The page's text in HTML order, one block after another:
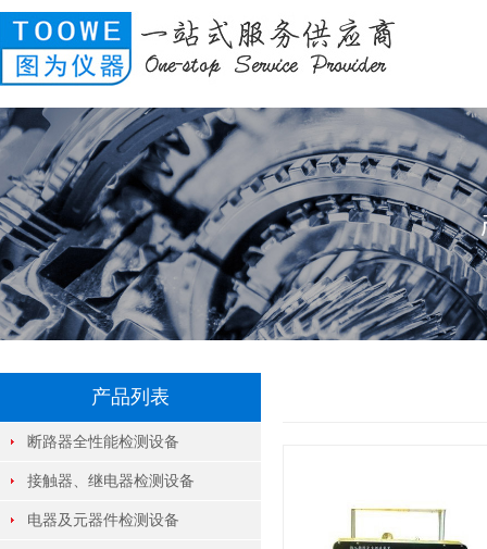
产品列表
断路器全性能检测设备
接触器、继电器检测设备
电器及元器件检测设备